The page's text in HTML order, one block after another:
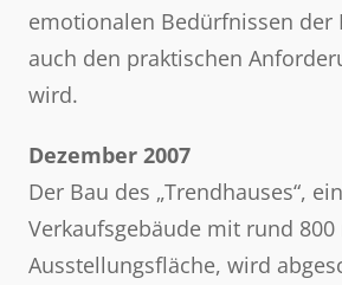
emotionalen Bedürfnissen der
auch den praktischen
wird.
Dezember 2007
Der Bau des „Trendhauses“,
Verkaufsgebäude mit rund 800
Ausstellungsfläche, wird